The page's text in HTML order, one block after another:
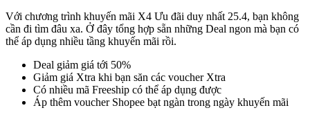
Với chương trình khuyến mãi X4 Ưu đãi duy nhất 25.4, bạn không
cần đi tìm đâu xa. Ở đây tổng hợp sẵn những Deal ngon mà bạn có
thể áp dụng nhiều tầng khuyến mãi rồi.
Deal giảm giá tới 50%
Giảm giá Xtra khi bạn săn các voucher Xtra
Có nhiều mã Freeship có thể áp dụng được
Áp thêm voucher Shopee bạt ngàn trong ngày khuyến mãi